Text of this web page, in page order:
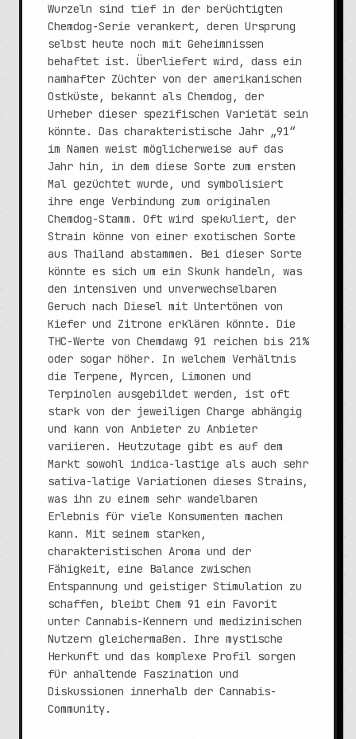
Wurzeln sind tief in der berüchtigten
Chemdog-Serie verankert, deren Ursprung
selbst heute noch mit Geheimnissen
behaftet ist. Überliefert wird, dass ein
namhafter Züchter von der amerikanischen
Ostküste, bekannt als Chemdog, der
Urheber dieser spezifischen Varietät sein
könnte. Das charakteristische Jahr „91“
im Namen weist möglicherweise auf das
Jahr hin, in dem diese Sorte zum ersten
Mal gezüchtet wurde, und symbolisiert
ihre enge Verbindung zum originalen
Chemdog-Stamm. Oft wird spekuliert, der
Strain könne von einer exotischen Sorte
aus Thailand abstammen. Bei dieser Sorte
könnte es sich um ein Skunk handeln, was
den intensiven und unverwechselbaren
Geruch nach Diesel mit Untertönen von
Kiefer und Zitrone erklären könnte. Die
THC-Werte von Chemdawg 91 reichen bis 21%
oder sogar höher. In welchem Verhältnis
die Terpene, Myrcen, Limonen und
Terpinolen ausgebildet werden, ist oft
stark von der jeweiligen Charge abhängig
und kann von Anbieter zu Anbieter
variieren. Heutzutage gibt es auf dem
Markt sowohl indica-lastige als auch sehr
sativa-latige Variationen dieses Strains,
was ihn zu einem sehr wandelbaren
Erlebnis für viele Konsumenten machen
kann. Mit seinem starken,
charakteristischen Aroma und der
Fähigkeit, eine Balance zwischen
Entspannung und geistiger Stimulation zu
schaffen, bleibt Chem 91 ein Favorit
unter Cannabis-Kennern und medizinischen
Nutzern gleichermaßen. Ihre mystische
Herkunft und das komplexe Profil sorgen
für anhaltende Faszination und
Diskussionen innerhalb der Cannabis-
Community.